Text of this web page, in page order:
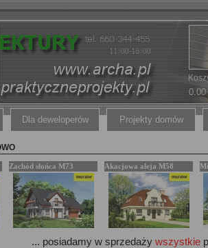
Dla deweloperów Projekty domów
0.00
Zachód słońca M73 Akacjowa aleja M58
... posiadamy w sprzedaży wszystkie